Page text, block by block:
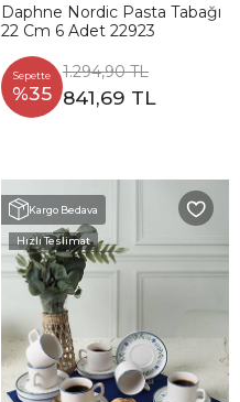
Daphne Nordic Pasta Tabağı
22 Cm 6 Adet 22923
Sepette
%35
1.294,90 TL
841,69 TL
Kargo Bedava
Hızlı Teslimat